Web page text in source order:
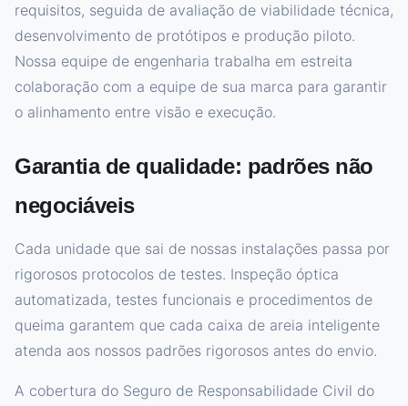
requisitos, seguida de avaliação de viabilidade técnica,
desenvolvimento de protótipos e produção piloto.
Nossa equipe de engenharia trabalha em estreita
colaboração com a equipe de sua marca para garantir
o alinhamento entre visão e execução.
Garantia de qualidade: padrões não
negociáveis
Cada unidade que sai de nossas instalações passa por
rigorosos protocolos de testes. Inspeção óptica
automatizada, testes funcionais e procedimentos de
queima garantem que cada caixa de areia inteligente
atenda aos nossos padrões rigorosos antes do envio.
A cobertura do Seguro de Responsabilidade Civil do